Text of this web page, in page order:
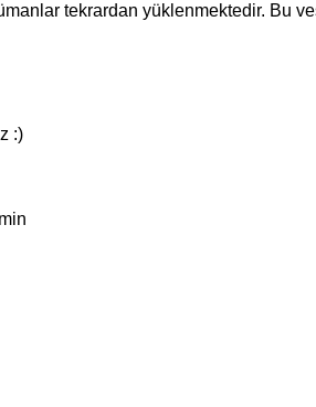
tekrardan yüklenmektedir. Bu
:)